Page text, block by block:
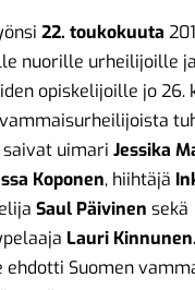
22. toukokuuta
nuorille urheilijoille ja
opiskelijoille jo 26.
uimari Jessika
Koponen, hiihtäjä
Saul Päivinen sekä
Lauri Kinnunen.
ehdotti Suomen